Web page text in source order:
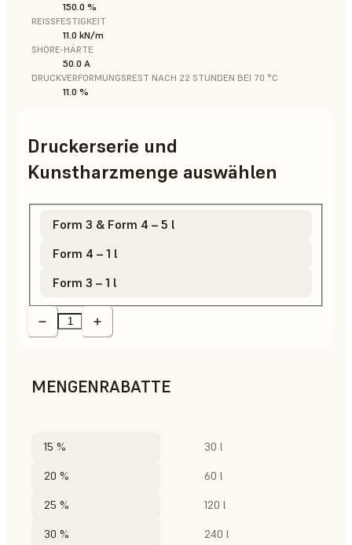
150.0 %
REISSFESTIGKEIT
11.0 kN/m
SHORE-HÄRTE
50.0 A
DRUCKVERFORMUNGSREST NACH 22 STUNDEN BEI 70 °C
11.0 %
Druckerserie und
Kunstharzmenge auswählen
Form 3 & Form 4 – 5 l
Form 4 – 1 l
Form 3 – 1 l
MENGENRABATTE
15 % 30 l
20 % 60 l
25 % 120 l
30 % 240 l